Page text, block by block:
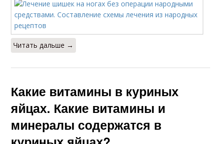
Читать дальше →
Какие витамины в куриных
яйцах. Какие витамины и
минералы содержатся в